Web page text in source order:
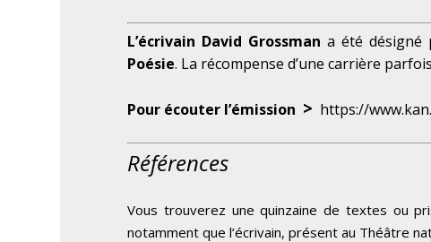
L’écrivain David Grossman a été désigné
Poésie. La récompense d’une carrière
Pour écouter l’émission > https://
Références
Vous trouverez une quinzaine de textes ou
notamment que l’écrivain, présent au Théâtre